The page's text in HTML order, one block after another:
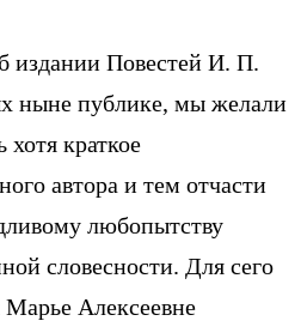
издании Повестей И. П.
ныне публике, мы желали
краткое
автора и тем отчасти
любопытству
словесности. Для сего
Алексеевне